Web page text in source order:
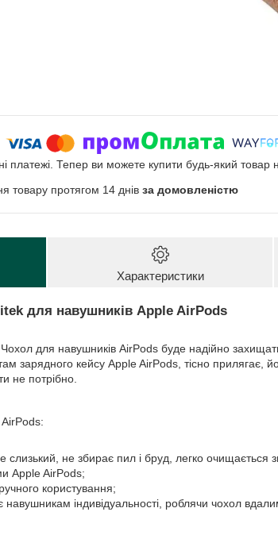
платежі. Тепер ви можете купити будь-який товар
товару протягом 14 днів за домовленістю
Характеристики
для навушників Apple AirPods
для навушників AirPods буде надійно
зарядного кейсу Apple AirPods, тісно прилягає,
не потрібно.
AirPods:
слизький, не збирає пил і бруд, легко
Apple AirPods;
користування;
індивідуальності, роблячи чохол